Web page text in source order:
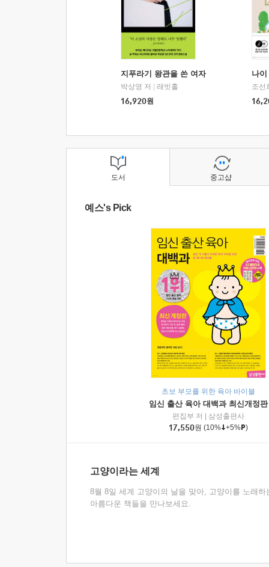
지푸라기 왕관을 쓴 여자
박상영 저
래빗홀
16,920원
나
조선
도서
예스's Pick
초보 부모를 위한 육아 바이블
임신 출산 육아 대백과 최신개정판
편집부 저
삼성출판사
17,550원 (10% +5% )
고양이라는 세계
8월 8일 세계 고양이의 날을 맞아, 고양이를 노래하
아름다운 책들을 만나보세요.
중고샵